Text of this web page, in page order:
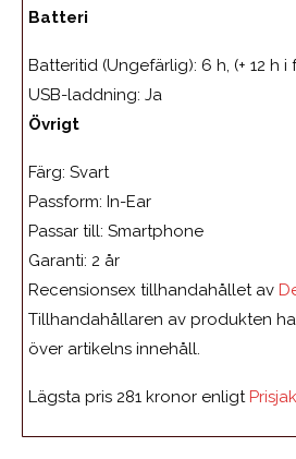
Batteri
Batteritid (Ungefärlig): 6 h, (+ 12 h
USB-laddning: Ja
Övrigt
Färg: Svart
Passform: In-Ear
Passar till: Smartphone
Garanti: 2 år
Recensionsex tillhandahållet av
Tillhandahållaren av produkten
över artikelns innehåll.
Lägsta pris 281 kronor enligt